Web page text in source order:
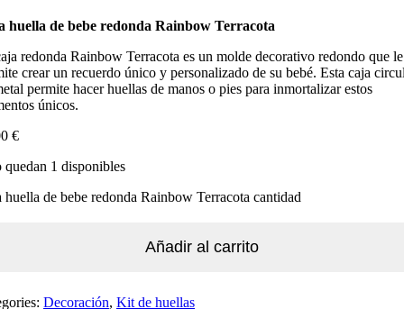
huella de bebe redonda Rainbow Terracota
redonda Rainbow Terracota es un molde decorativo redondo que le
crear un recuerdo único y personalizado de su bebé. Esta caja
permite hacer huellas de manos o pies para inmortalizar estos
únicos.
€
quedan 1 disponibles
huella de bebe redonda Rainbow Terracota cantidad
Añadir al carrito
Decoración, Kit de huellas